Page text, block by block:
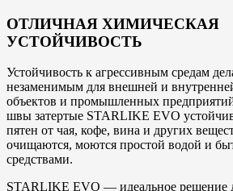
ОТЛИЧНАЯ ХИМИЧЕСКАЯ
УСТОЙЧИВОСТЬ
Устойчивость к агрессивным средам
незаменимым для внешней и
объектов и промышленных
швы затертые STARLIKE EVO
пятен от чая, кофе, вина и других
очищаются, моются простой водой и
средствами.
STARLIKE EVO — идеальное решение